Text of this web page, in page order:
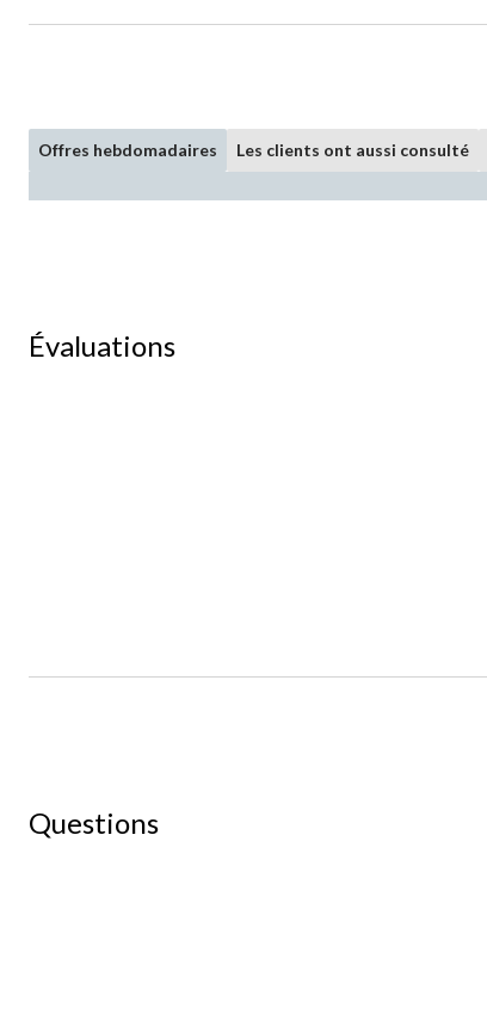
Offres hebdomadaires Les clients ont aussi consulté
Évaluations
Questions